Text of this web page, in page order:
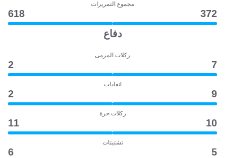
مجموع التمريرات
372
618
دفاع
ركلات المرمى
7
2
انقاذات
9
2
ركلات حرة
10
11
تشتيتات
5
6